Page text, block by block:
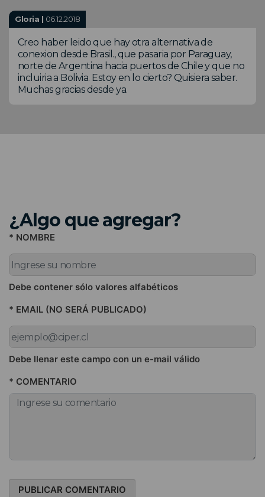
Gloria | 06.12.2018
Creo haber leido que hay otra alternativa de
conexion desde Brasil., que pasaria por Paraguay,
norte de Argentina hacia puertos de Chile y que no
incluiria a Bolivia. Estoy en lo cierto? Quisiera saber.
Muchas gracias desde ya.
¿Algo que agregar?
* NOMBRE
Debe contener sólo valores alfabéticos
* EMAIL (NO SERÁ PUBLICADO)
Debe llenar este campo con un e-mail válido
* COMENTARIO